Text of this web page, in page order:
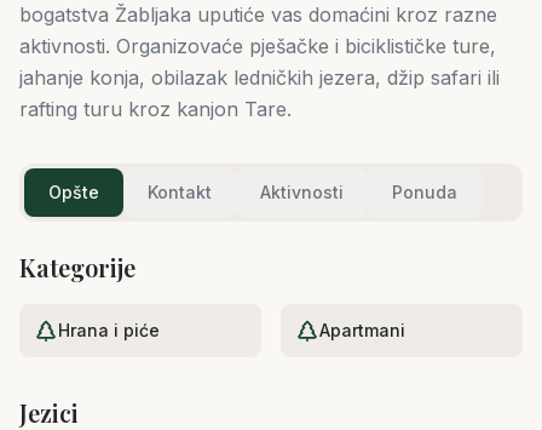
bogatstva Žabljaka uputiće vas domaćini kroz razne
aktivnosti. Organizovaće pješačke i biciklističke ture,
jahanje konja, obilazak ledničkih jezera, džip safari ili
rafting turu kroz kanjon Tare.
Opšte Kontakt Aktivnosti Ponuda
Kategorije
Hrana i piće Apartmani
Jezici